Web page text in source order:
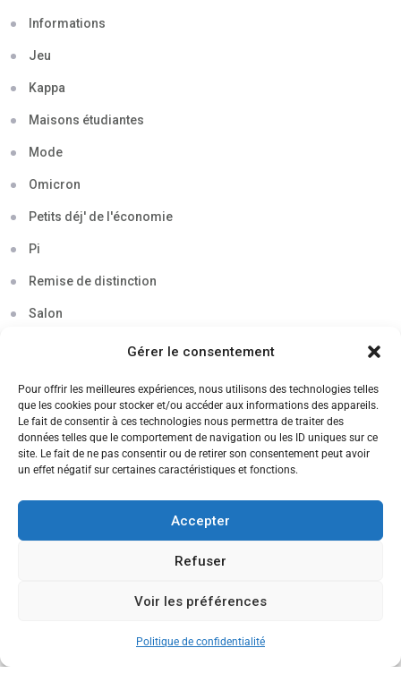
Gérer le consentement
Pour offrir les meilleures expériences, nous utilisons des technologies telles
que les cookies pour stocker et/ou accéder aux informations des appareils.
Le fait de consentir à ces technologies nous permettra de traiter des
données telles que le comportement de navigation ou les ID uniques sur ce
site. Le fait de ne pas consentir ou de retirer son consentement peut avoir
un effet négatif sur certaines caractéristiques et fonctions.
Accepter
Refuser
Voir les préférences
Politique de confidentialité
Informations
Jeu
Kappa
Maisons étudiantes
Mode
Omicron
Petits déj' de l'économie
Pi
Remise de distinction
Salon
Soirée
Sortie découverte
Tau
Voyage
CANDIDATEZ MAINTENANT